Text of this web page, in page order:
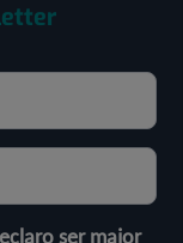
ser major